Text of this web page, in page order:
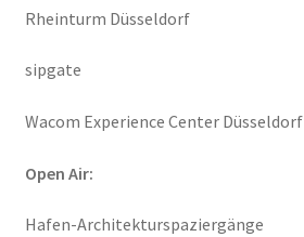
Rheinturm Düsseldorf
sipgate
Wacom Experience Center Düsseldorf
Open Air:
Hafen-Architekturspaziergänge